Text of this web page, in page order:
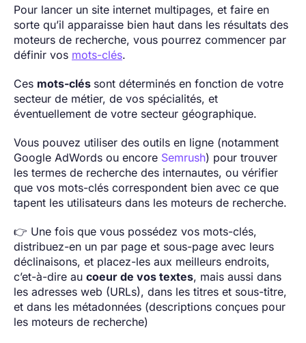
Pour lancer un site internet multipages, et faire en
sorte qu’il apparaisse bien haut dans les résultats des
moteurs de recherche, vous pourrez commencer par
définir vos mots-clés.
Ces mots-clés sont déterminés en fonction de votre
secteur de métier, de vos spécialités, et
éventuellement de votre secteur géographique.
Vous pouvez utiliser des outils en ligne (notamment
Google AdWords ou encore Semrush) pour trouver
les termes de recherche des internautes, ou vérifier
que vos mots-clés correspondent bien avec ce que
tapent les utilisateurs dans les moteurs de recherche.
👉 Une fois que vous possédez vos mots-clés,
distribuez-en un par page et sous-page avec leurs
déclinaisons, et placez-les aux meilleurs endroits,
c’et-à-dire au coeur de vos textes, mais aussi dans
les adresses web (URLs), dans les titres et sous-titre,
et dans les métadonnées (descriptions conçues pour
les moteurs de recherche)